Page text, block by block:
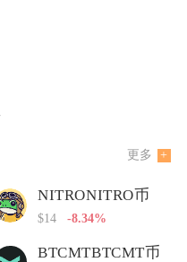
更多
NITRONITRO币
$14 -8.34%
BTCMTBTCMT币